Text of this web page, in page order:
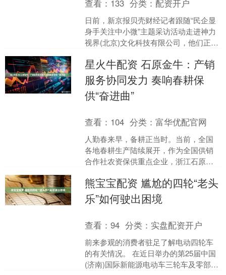
查看： 133 分类：配资开户
日前，新京报贝壳财经记者跟随“民企显
身手关注中小微”主题采访活动走进神力
视界(北京)文化科技有限公司，他们正在
图景。2025年....
星火牛配资 石原金牛：产销
服务协同发力 奏响春耕保
供“奋进曲”
查看： 104 分类：富华优配官网
人勤春来早，备耕正当时。当前，全国
各地春耕生产陆续展开，作为全国供销
合作社农资保供重点企业，浙江石原金
资保供政治责任，下....
熊宝宝配资 尴尬的四轮“老头
乐”如何驶出困境
查看：94 分类： 实盘配资开户
前来参观的消费者驻足了解电动四轮车
的有关情况。 在近日举办的第25届中国
(济南)国际新能源电动车三轮车及零部件